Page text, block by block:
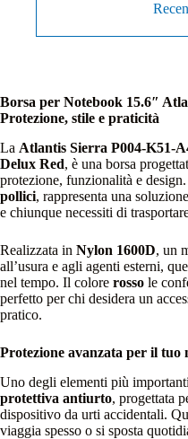
Borsa per Notebook 15.6″
Protezione, stile e praticità
La Atlantis Sierra P004-K51-
Delux Red, è una borsa
protezione, funzionalità e
pollici, rappresenta una
e chiunque necessiti di
Realizzata in Nylon 1600D, un
all’usura e agli agenti esterni,
nel tempo. Il colore rosso le
perfetto per chi desidera un
pratico.
Protezione avanzata per il tuo
Uno degli elementi più
protettiva antiurto, progettata
dispositivo da urti accidentali.
viaggia spesso o si sposta